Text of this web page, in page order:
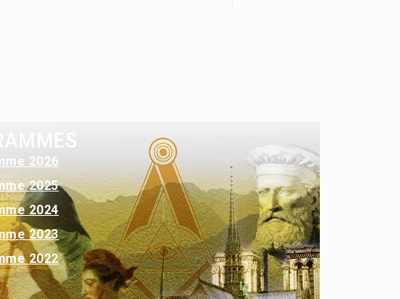
2026
2025
2024
2023
2022